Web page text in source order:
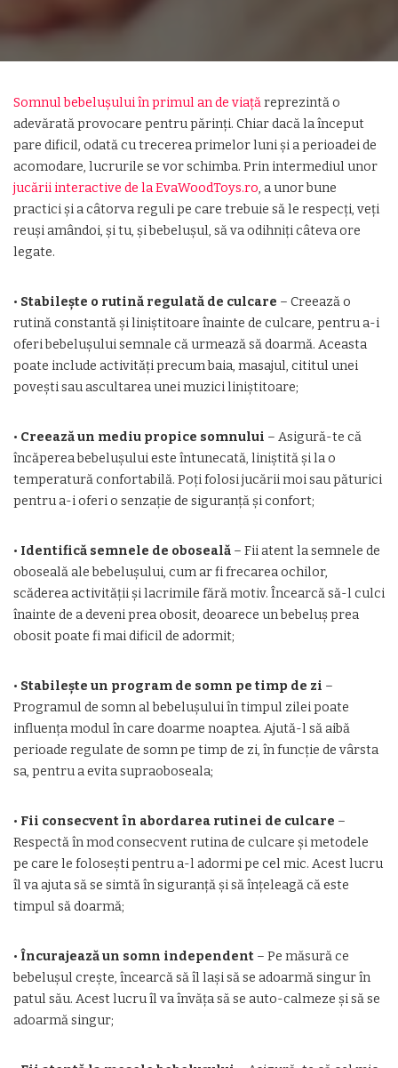
Somnul bebelușului în primul an de viațăreprezintă o
adevărată provocare pentru părinți. Chiar dacă la început
pare dificil, odată cu trecerea primelor luni și a perioadei de
acomodare, lucrurile se vor schimba. Prin intermediul unor
jucării interactive de la EvaWoodToys.ro, a unor bune
practici și a câtorva reguli pe care trebuie să le respecți, veți
reuși amândoi, și tu, și bebelușul, să va odihniți câteva ore
legate.
• Stabilește o rutină regulată de culcare – Creează o
rutină constantă și liniștitoare înainte de culcare, pentru a-i
oferi bebelușului semnale că urmează să doarmă. Aceasta
poate include activități precum baia, masajul, cititul unei
povești sau ascultarea unei muzici liniștitoare;
• Creează un mediu propice somnului – Asigură-te că
încăperea bebelușului este întunecată, liniștită și la o
temperatură confortabilă. Poți folosi jucării moi sau păturici
pentru a-i oferi o senzație de siguranță și confort;
• Identifică semnele de oboseală – Fii atent la semnele de
oboseală ale bebelușului, cum ar fi frecarea ochilor,
scăderea activității și lacrimile fără motiv. Încearcă să-l culci
înainte de a deveni prea obosit, deoarece un bebeluș prea
obosit poate fi mai dificil de adormit;
• Stabilește un program de somn pe timp de zi –
Programul de somn al bebelușului în timpul zilei poate
influența modul în care doarme noaptea. Ajută-l să aibă
perioade regulate de somn pe timp de zi, în funcție de vârsta
sa, pentru a evita supraoboseala;
• Fii consecvent în abordarea rutinei de culcare –
Respectă în mod consecvent rutina de culcare și metodele
pe care le folosești pentru a-l adormi pe cel mic. Acest lucru
îl va ajuta să se simtă în siguranță și să înțeleagă că este
timpul să doarmă;
• Încurajează un somn independent – Pe măsură ce
bebelușul crește, încearcă să îl lași să se adoarmă singur în
patul său. Acest lucru îl va învăța să se auto-calmeze și să se
adoarmă singur;